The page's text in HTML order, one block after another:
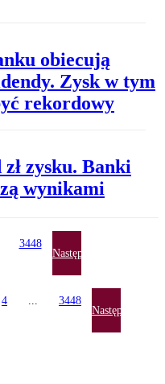
obiecują
Zysk w tym
rekordowy
zysku. Banki
wynikami
3448
Następna
4 ... 3448
Następna